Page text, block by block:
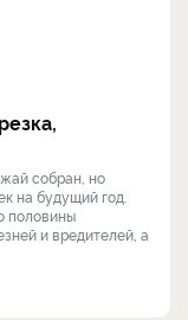
собран, но
на будущий год.
половины
и вредителей, а